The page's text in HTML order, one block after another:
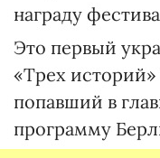
награду
Это первый
«Трех
попавший в
программу